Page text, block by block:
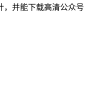
，并能下载高清公众号